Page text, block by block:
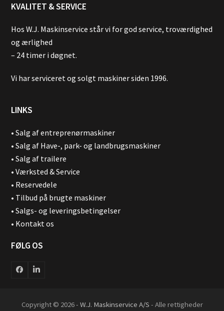
KVALITET & SERVICE
Hos W.J. Maskinservice står vi for god service, troværdighed
og ærlighed
– 24 timer i døgnet.
Vi har serviceret og solgt maskiner siden 1996.
LINKS
•Salg af entreprenørmaskiner
•Salg af Have-, park- og landbrugsmaskiner
•Salg af trailere
•Værksted & Service
• Reservedele
• Tilbud på brugte maskiner
•Salgs- og leveringsbetingelser
• Kontakt os
FØLG OS
FacebookLinkedIn
Copyright © 2026 - W.J. Maskinservice A/S - Alle rettigheder